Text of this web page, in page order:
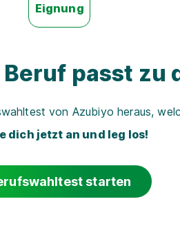
Eignung
passt zu
von Azubiyo heraus,
dich jetzt an und leg los!
starten